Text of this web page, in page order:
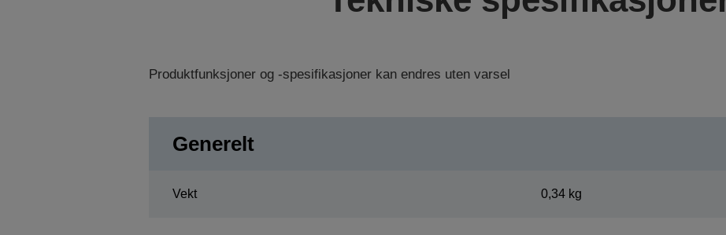
Produktfunksjoner og -spesifikasjoner kan endres uten varsel
Generelt
Vekt 0,34 kg